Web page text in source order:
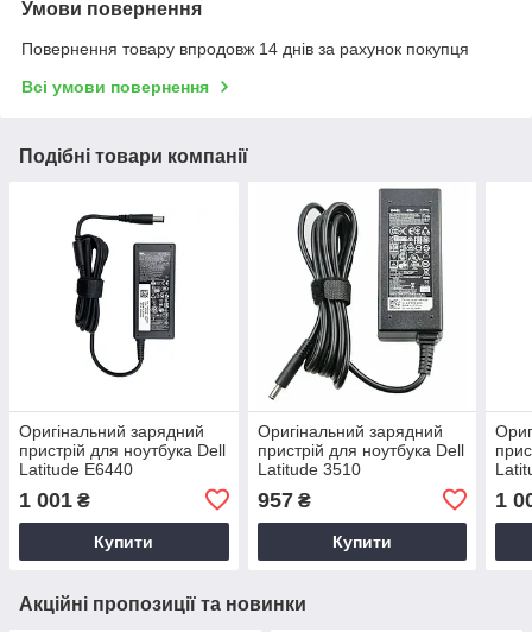
Умови повернення
Повернення товару впродовж 14 днів за рахунок покупця
Всі умови повернення
Подібні товари компанії
Оригінальний зарядний
пристрій для ноутбука Dell
Latitude E6440
1 001 ₴
Купити
Оригінальний зарядний
пристрій для ноутбука Dell
Latitude 3510
957₴
Купити
1
Акційні пропозиції та новинки